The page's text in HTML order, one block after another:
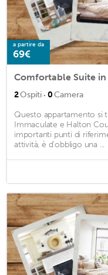
a partire da
69€
2Ospiti · 0Camera
Questo appartamento si
Immaculate e Halton
importanti punti di
attività, è d'obbligo una ...